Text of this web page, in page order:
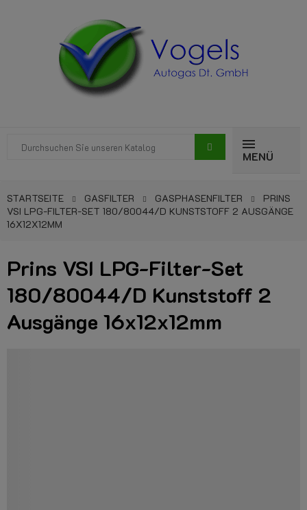
MENÜ
STARTSEITE GASFILTER GASPHASENFILTER
PRINS
VSI LPG-FILTER-SET 180/80044/D KUNSTSTOFF 2 AUSGÄNGE
16X12X12MM
Prins VSI LPG-Filter-Set
180/80044/D Kunststoff 2
Ausgänge 16x12x12mm